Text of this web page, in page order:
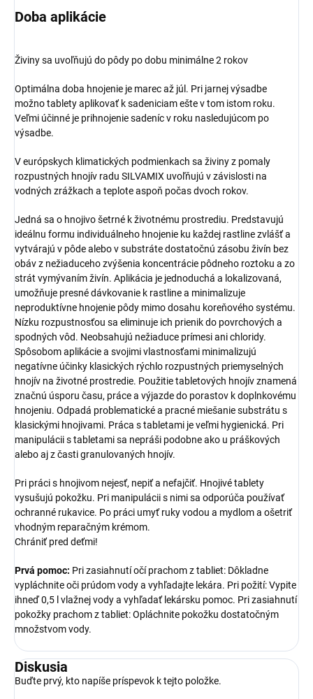
Doba aplikácie
Živiny sa uvoľňujú do pôdy po dobu minimálne 2 rokov
Optimálna doba hnojenie je marec až júl. Pri jarnej výsadbe
možno tablety aplikovať k sadeniciam ešte v tom istom roku.
Veľmi účinné je prihnojenie sadeníc v roku nasledujúcom po
výsadbe.
V európskych klimatických podmienkach sa živiny z pomaly
rozpustných hnojív radu SILVAMIX uvoľňujú v závislosti na
vodných zrážkach a teplote aspoň počas dvoch rokov.
Jedná sa o hnojivo šetrné k životnému prostrediu. Predstavujú
ideálnu formu individuálneho hnojenie ku každej rastline zvlášť a
vytvárajú v pôde alebo v substráte dostatočnú zásobu živín bez
obáv z nežiaduceho zvýšenia koncentrácie pôdneho roztoku a zo
strát vymývaním živín. Aplikácia je jednoduchá a lokalizovaná,
umožňuje presné dávkovanie k rastline a minimalizuje
neproduktívne hnojenie pôdy mimo dosahu koreňového systému.
Nízku rozpustnosťou sa eliminuje ich prienik do povrchových a
spodných vôd. Neobsahujú nežiaduce prímesi ani chloridy.
Spôsobom aplikácie a svojimi vlastnosťami minimalizujú
negatívne účinky klasických rýchlo rozpustných priemyselných
hnojív na životné prostredie. Použitie tabletových hnojív znamená
značnú úsporu času, práce a výjazde do porastov k doplnkovému
hnojeniu. Odpadá problematické a pracné miešanie substrátu s
klasickými hnojivami. Práca s tabletami je veľmi hygienická. Pri
manipulácii s tabletami sa nepráši podobne ako u práškových
alebo aj z časti granulovaných hnojív.
Pri práci s hnojivom nejesť, nepiť a nefajčiť. Hnojivé tablety
vysušujú pokožku. Pri manipulácii s nimi sa odporúča používať
ochranné rukavice. Po práci umyť ruky vodou a mydlom a ošetriť
vhodným reparačným krémom.
Chrániť pred deťmi!
Prvá pomoc: Pri zasiahnutí očí prachom z tabliet: Dôkladne
vypláchnite oči prúdom vody a vyhľadajte lekára. Pri požití: Vypite
ihneď 0,5 l vlažnej vody a vyhľadať lekársku pomoc. Pri zasiahnutí
pokožky prachom z tabliet: Opláchnite pokožku dostatočným
množstvom vody.
Diskusia
Buďte prvý, kto napíše príspevok k tejto položke.